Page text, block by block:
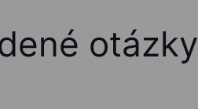
otázky